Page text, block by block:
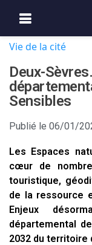
Vie de la cité
Deux-
Sensibles
Publié le 06/01/
Les Espaces
cœur de
touristique,
de la ressource
Enjeux
départemental
2032 du territoire